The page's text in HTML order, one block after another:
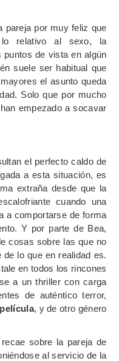
pareja por muy feliz que
relativo al sexo, la
puntos de vista en algún
suele ser habitual que
el asunto queda
Solo que por mucho
empezado a socavar
el perfecto caldo de
a esta situación, es
extraña desde que la
cuando una
a comportarse de forma
Y por parte de Bea,
cosas sobre las que no
lo que en realidad es.
en todos los rincones
a un thriller con carga
de auténtico terror,
película, y de otro género
sobre la pareja de
al servicio de la